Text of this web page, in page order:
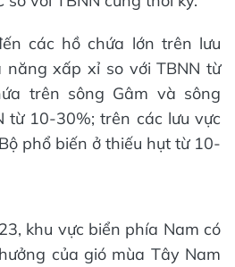
các hồ chứa lớn trên lưu
xấp xỉ so với TBNN từ
trên sông Gâm và sông
từ 10-30%; trên các lưu vực
phổ biến ở thiếu hụt từ 10-
khu vực biển phía Nam có
của gió mùa Tây Nam